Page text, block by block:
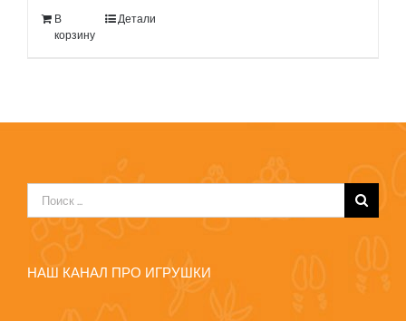
В
корзину
Детали
Результат
поиска:
НАШ КАНАЛ ПРО ИГРУШКИ